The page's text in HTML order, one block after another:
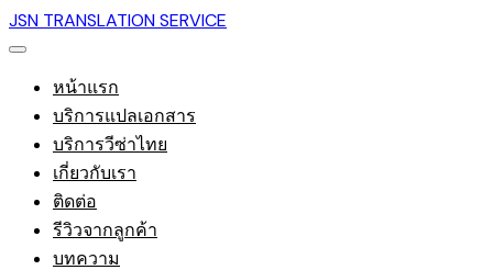
JSN TRANSLATION SERVICE
หน้าแรก
บริการแปลเอกสาร
บริการวีซ่าไทย
เกี่ยวกับเรา
ติดต่อ
รีวิวจากลูกค้า
บทความ